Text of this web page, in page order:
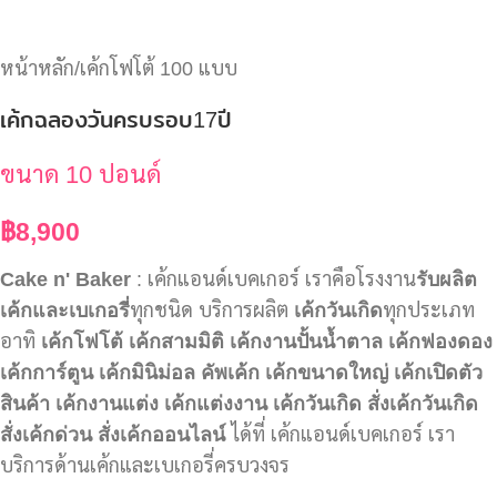
หน้าหลัก/เค้กโฟโต้ 100 แบบ
เค้กฉลองวันครบรอบ17ปี
ขนาด 10 ปอนด์
฿8,900
Cake n' Baker : เค้กแอนด์เบคเกอร์ เราคือโรงงานรับผลิต
เค้กและเบเกอรี่ทุกชนิด บริการผลิต เค้กวันเกิดทุกประเภท
อาทิ เค้กโฟโต้ เค้กสามมิติ เค้กงานปั้นน้ำตาล เค้กฟองดอง
เค้กการ์ตูน เค้กมินิม่อล คัพเค้ก เค้กขนาดใหญ่ เค้กเปิดตัว
สินค้า เค้กงานแต่ง เค้กแต่งงาน เค้กวันเกิด สั่งเค้กวันเกิด
สั่งเค้กด่วน สั่งเค้กออนไลน์ได้ที่ เค้กแอนด์เบคเกอร์ เรา
บริการด้านเค้กและเบเกอรี่ครบวงจร